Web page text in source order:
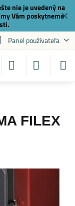
✕
nie je uvedený na
Vám poskytneme
Panel používateľa
FILEX